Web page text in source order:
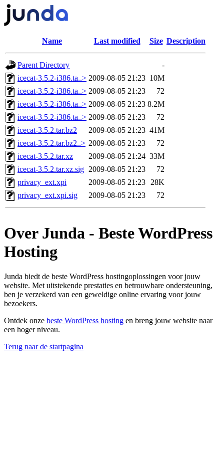
Name Last modified Size Description
Parent Directory
-
icecat-3.5.2-i386.ta..> 2009-08-05 21:23 10M
icecat-3.5.2-i386.ta..> 2009-08-05 21:23
72
icecat-3.5.2-i386.ta..> 2009-08-05 21:23 8.2M
icecat-3.5.2-i386.ta..> 2009-08-05 21:23
72
icecat-3.5.2.tar.bz2
2009-08-05 21:23 41M
icecat-3.5.2.tar.bz2..> 2009-08-05 21:23
72
icecat-3.5.2.tar.xz
2009-08-05 21:24 33M
icecat-3.5.2.tar.xz.sig 2009-08-05 21:23
72
privacy_ext.xpi
2009-08-05 21:23
28K
privacy_ext.xpi.sig
2009-08-05 21:23 72
Over Junda - Beste WordPress
Hosting
Junda biedt de beste WordPress hostingoplossingen voor jouw
website. Met uitstekende prestaties en betrouwbare ondersteuning,
ben je verzekerd van een geweldige online ervaring voor jouw
bezoekers.
Ontdek onze beste WordPress hosting en breng jouw website naar
een hoger niveau.
Terug naar de startpagina